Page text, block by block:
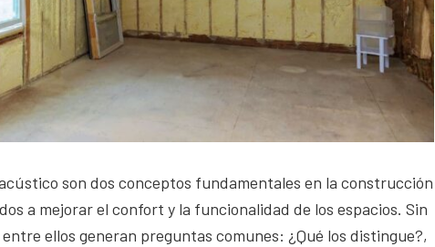
son dos conceptos fundamentales en la construcción
a mejorar el confort y la funcionalidad de los espacios. Sin
ellos generan preguntas comunes: ¿Qué los distingue?,